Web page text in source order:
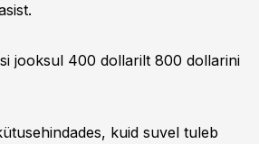
jooksul 400 dollarilt 800 dollarini
kuid suvel tuleb